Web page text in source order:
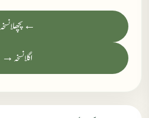
← پچھلا نسخہ
اگلا نسخہ →